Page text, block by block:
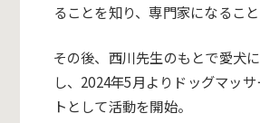
ることを知り、専門家になること
その後、西川先生のもとで愛犬
し、2024年5月よりドッグマッ
トとして活動を開始。